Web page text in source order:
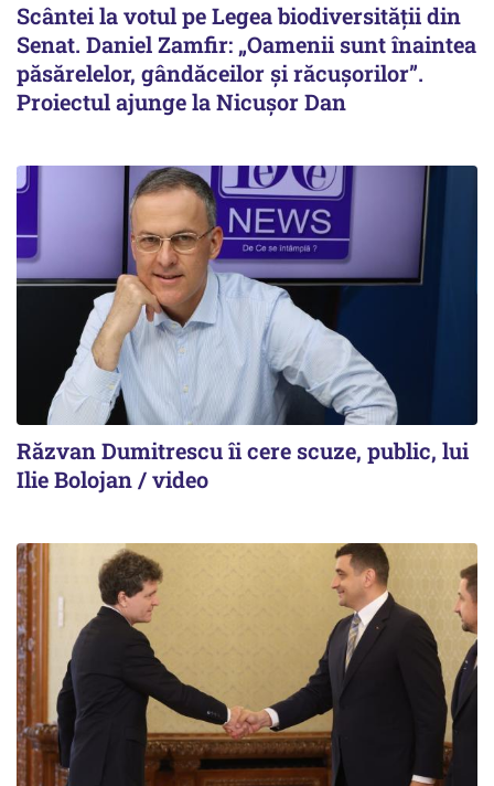
Scântei la votul pe Legea biodiversității din
Senat. Daniel Zamfir: „Oamenii sunt înaintea
păsărelelor, gândăceilor și răcușorilor”.
Proiectul ajunge la Nicușor Dan
Răzvan Dumitrescu îi cere scuze, public, lui
Ilie Bolojan / video